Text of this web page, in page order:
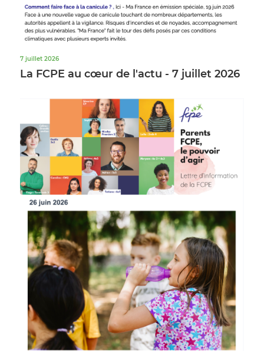
7 juillet 2026
La FCPE au cœur de l'actu - 7 juillet 2026